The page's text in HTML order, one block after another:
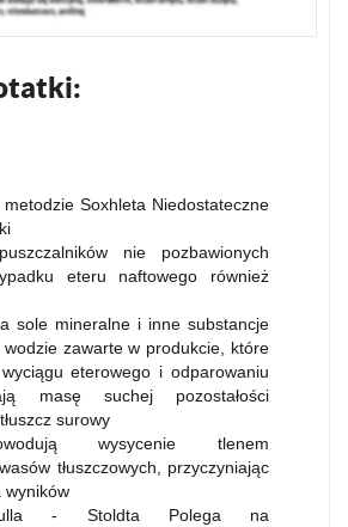
metodzie Soxhleta Niedostateczne
nie pozbawionych
eteru naftowego również
sole mineralne i inne substancje
zawarte w produkcie, które
eterowego i odparowaniu
masę suchej pozostałości
surowy
wysycenie tlenem
tłuszczowych, przyczyniając
wyników
- Stoldta Polega na